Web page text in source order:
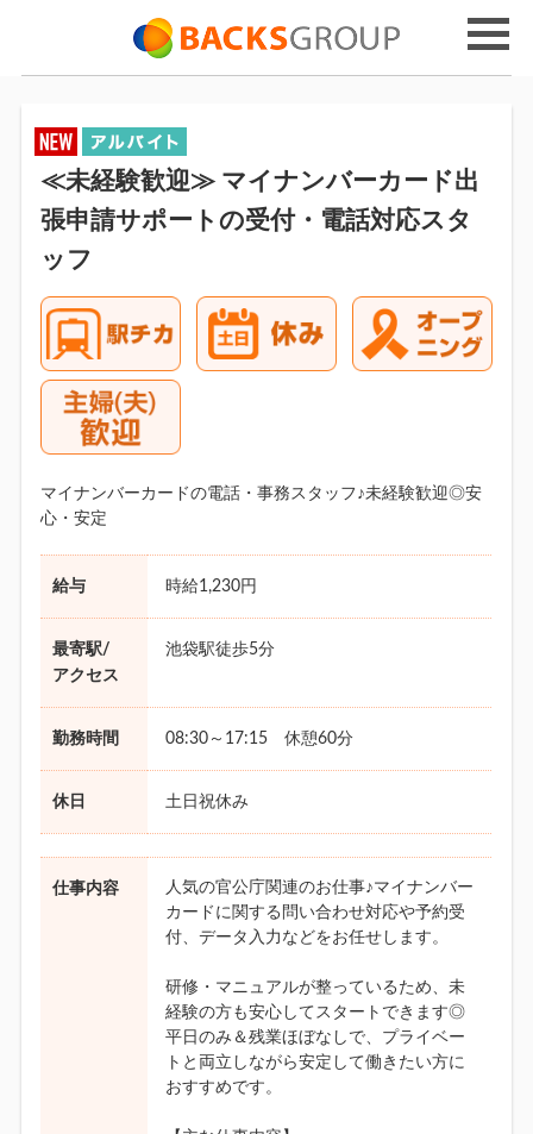
≪未経験歓迎≫ マイナンバーカード出
張申請サポートの受付・電話対応スタ
ッフ
マイナンバーカードの電話・事務スタッフ♪未経験歓迎◎安
心・安定
給与 時給1,230円
最寄駅/
アクセス
池袋駅徒歩5分
勤務時間 08:30～17:15 休憩60分
休日 土日祝休み
仕事内容
人気の官公庁関連のお仕事♪マイナンバー
カードに関する問い合わせ対応や予約受
付、データ入力などをお任せします。
研修・マニュアルが整っているため、未
経験の方も安心してスタートできます◎
平日のみ＆残業ほぼなしで、プライベー
トと両立しながら安定して働きたい方に
おすすめです。